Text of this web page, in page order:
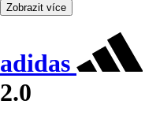
Zobrazit více
adidas
2.0